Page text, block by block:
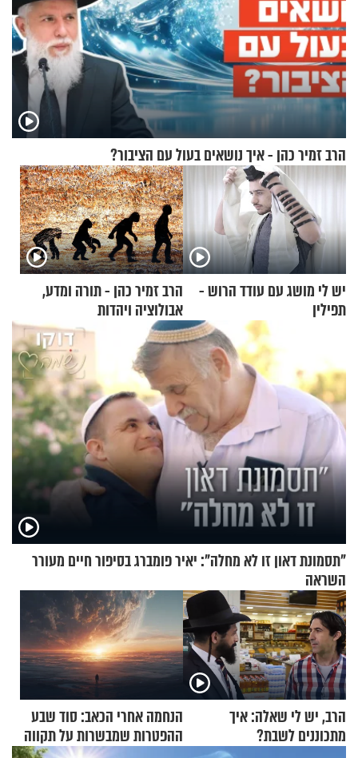
הרב זמיר כהן - איך נושאים בעול עם הציבור?
יש לי מושג עם עודד הרוש -
תפילין
הרב זמיר כהן - תורה ומדע,
אבולוציה ויהדות
"תסמונת דאון זו לא מחלה": יאיר פומברג בסיפור חיים מעורר
השראה
הרב, יש לי שאלה: איך
מתכוננים לשבת?
הנחמה אחרי הכאב: סוד שבע
ההפטרות שמבשרות על תקווה